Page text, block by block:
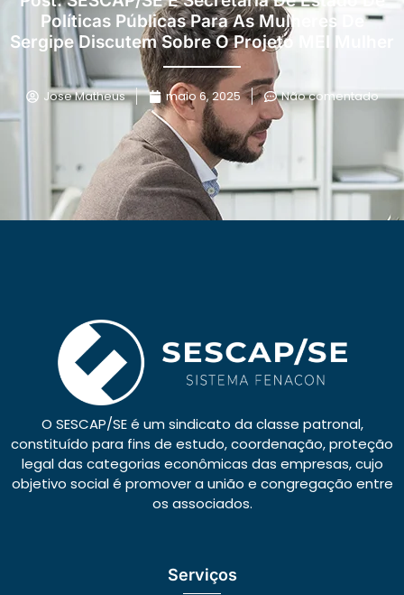
Políticas Públicas Para As Mulheres De
Sergipe Discutem Sobre O Projeto MEI Mulher
Jose Matheus maio 6, 2025 Não comentado
O SESCAP/SE é um sindicato da classe patronal,
constituído para fins de estudo, coordenação, proteção
legal das categorias econômicas das empresas, cujo
objetivo social é promover a união e congregação entre
os associados.
Serviços